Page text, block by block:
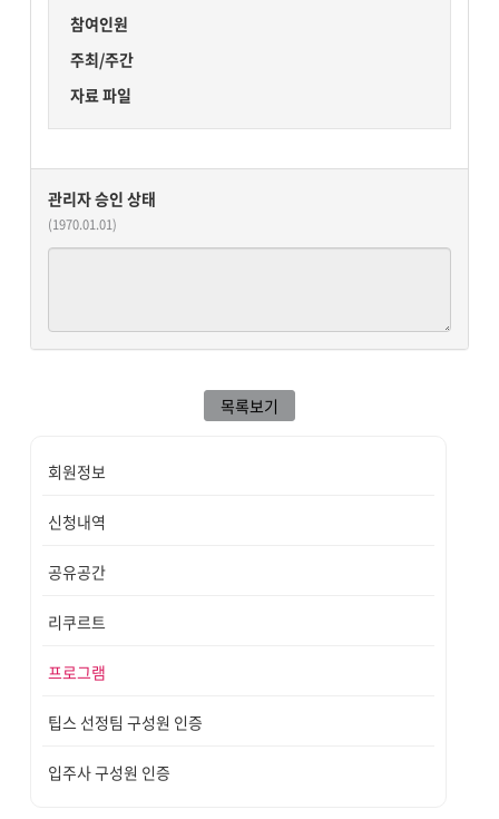
참여인원
주최/주간
자료 파일
관리자 승인 상태
(1970.01.01)
목록보기
회원정보
신청내역
공유공간
리쿠르트
프로그램
팁스 선정팀 구성원 인증
입주사 구성원 인증